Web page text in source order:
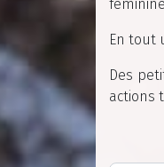
En tout
Des
actions